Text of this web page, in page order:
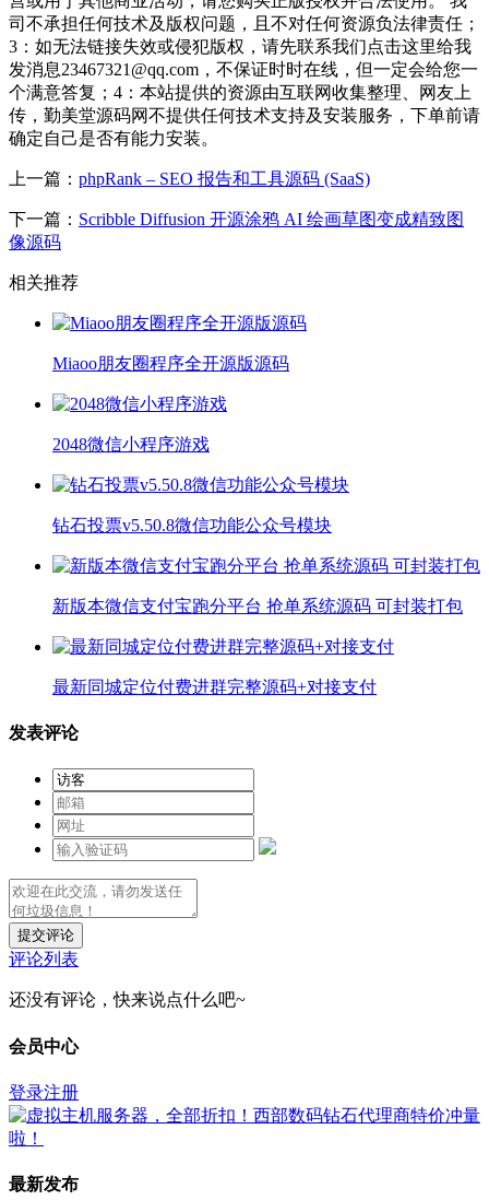
司不承担任何技术及版权问题，且不对任何资源负法律责任；
3：如无法链接失效或侵犯版权，请先联系我们点击这里给我
发消息23467321@qq.com，不保证时时在线，但一定会给您一
个满意答复；4：本站提供的资源由互联网收集整理、网友上
传，勤美堂源码网不提供任何技术支持及安装服务，下单前请
确定自己是否有能力安装。
上一篇： phpRank – SEO 报告和工具源码 (SaaS)
下一篇： Scribble Diffusion 开源涂鸦 AI 绘画草图变成精致图
像源码
相关推荐
Miaoo朋友圈程序全开源版源码
2048微信小程序游戏
钻石投票v5.50.8微信功能公众号模块
新版本微信支付宝跑分平台 抢单系统源码 可封装打包
最新同城定位付费进群完整源码+对接支付
发表评论
提交评论
评论列表
还没有评论，快来说点什么吧~
会员中心
登录注册
最新发布